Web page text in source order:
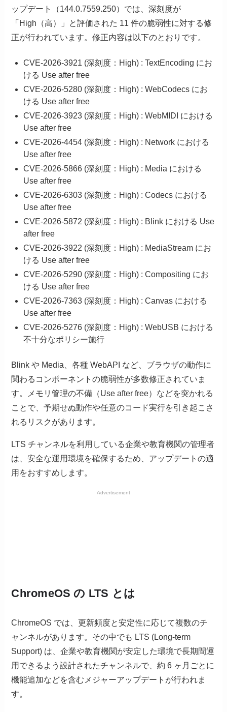
ップデート（144.0.7559.250）では、深刻度が
「High（高）」と評価された 11 件の脆弱性に対する修
正が行われています。修正内容は以下のとおりです。
CVE-2026-3921 (深刻度：High) : TextEncoding にお
ける Use after free
CVE-2026-5280 (深刻度：High) : WebCodecs にお
ける Use after free
CVE-2026-3923 (深刻度：High) : WebMIDI における
Use after free
CVE-2026-4454 (深刻度：High) : Network における
Use after free
CVE-2026-5866 (深刻度：High) : Media における
Use after free
CVE-2026-6303 (深刻度：High) : Codecs における
Use after free
CVE-2026-5872 (深刻度：High) : Blink における Use
after free
CVE-2026-3922 (深刻度：High) : MediaStream にお
ける Use after free
CVE-2026-5290 (深刻度：High) : Compositing にお
ける Use after free
CVE-2026-7363 (深刻度：High) : Canvas における
Use after free
CVE-2026-5276 (深刻度：High) : WebUSB における
不十分なポリシー施行
Blink や Media、各種 WebAPI など、ブラウザの動作に
関わるコンポーネントの脆弱性が多数修正されていま
す。メモリ管理の不備（Use after free）などを突かれる
ことで、予期せぬ動作や任意のコード実行を引き起こさ
れるリスクがあります。
LTS チャンネルを利用している企業や教育機関の管理者
は、安全な運用環境を確保するため、アップデートの適
用をおすすめします。
Advertisement
ChromeOS の LTS とは
ChromeOS では、更新頻度と安定性に応じて複数のチ
ャンネルがあります。その中でも LTS (Long-term
Support) は、企業や教育機関が安定した環境で長期間運
用できるよう設計されたチャンネルで、約 6 ヶ月ごとに
機能追加などを含むメジャーアップデートが行われま
す。